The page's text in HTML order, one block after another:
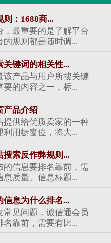
则：1688商...
，最重要的是了解平台
的规则都是随时调...
关键词的相关性...
该产品与用户所搜关键
要的内容之一，标...
产品介绍
提供给优质卖家的一种
利用橱窗位，将大...
搜索反作弊规则...
的信息要排名靠前，需
息质量、信息标题...
信息为什么排名...
常见问题，诚信通会员
名靠前，需要有比...